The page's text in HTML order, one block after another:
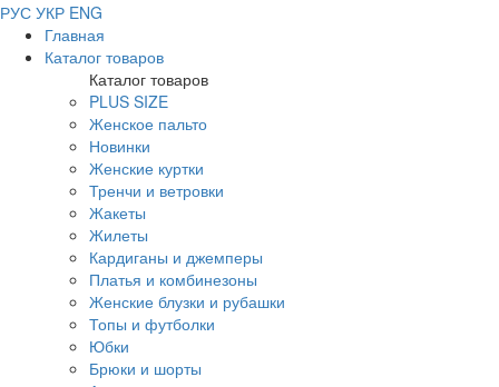
РУС УКР ENG
Главная
Каталог товаров
Каталог товаров
PLUS SIZE
Женское пальто
Новинки
Женские куртки
Тренчи и ветровки
Жакеты
Жилеты
Кардиганы и джемперы
Платья и комбинезоны
Женские блузки и рубашки
Топы и футболки
Юбки
Брюки и шорты